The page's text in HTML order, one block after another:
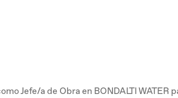
Jefe/a de Obra en BONDALTI WATER